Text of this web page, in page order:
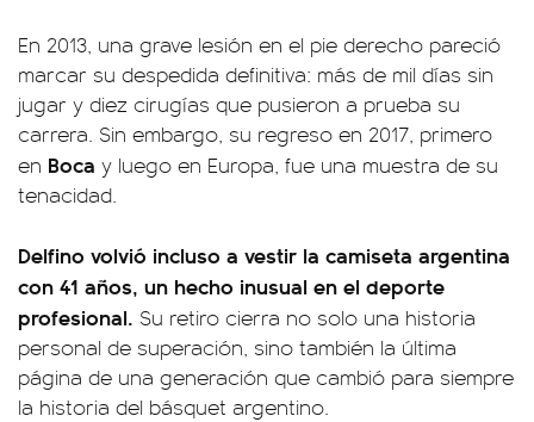
En 2013, una grave lesión en el pie derecho pareció
marcar su despedida definitiva: más de mil días sin
jugar y diez cirugías que pusieron a prueba su
carrera. Sin embargo, su regreso en 2017, primero
en Boca y luego en Europa, fue una muestra de su
tenacidad.
Delfino volvió incluso a vestir la camiseta argentina
con 41 años, un hecho inusual en el deporte
profesional. Su retiro cierra no solo una historia
personal de superación, sino también la última
página de una generación que cambió para siempre
la historia del básquet argentino.